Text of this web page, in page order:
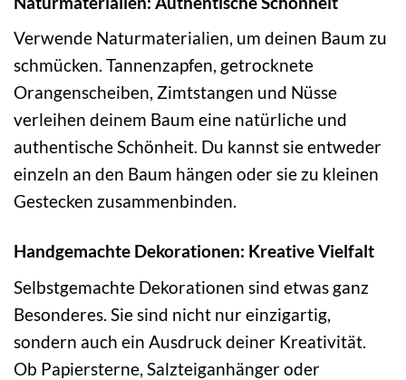
Verwende Naturmaterialien, um deinen Baum zu
schmücken. Tannenzapfen, getrocknete
Orangenscheiben, Zimtstangen und Nüsse
verleihen deinem Baum eine natürliche und
authentische Schönheit. Du kannst sie entweder
einzeln an den Baum hängen oder sie zu kleinen
Gestecken zusammenbinden.
Handgemachte Dekorationen: Kreative Vielfalt
Selbstgemachte Dekorationen sind etwas ganz
Besonderes. Sie sind nicht nur einzigartig,
sondern auch ein Ausdruck deiner Kreativität.
Ob Papiersterne, Salzteiganhänger oder